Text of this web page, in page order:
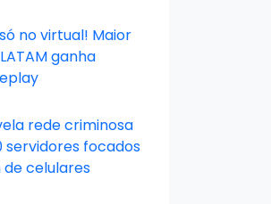
no virtual! Maior
ganha
rede criminosa
servidores focados
celulares